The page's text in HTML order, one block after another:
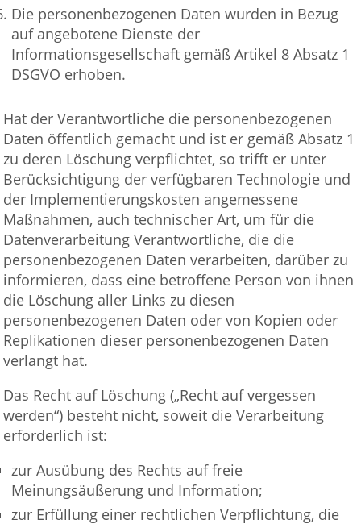
Die personenbezogenen Daten wurden in Bezug
auf angebotene Dienste der
Informationsgesellschaft gemäß Artikel 8 Absatz 1
DSGVO erhoben.
Hat der Verantwortliche die personenbezogenen
Daten öffentlich gemacht und ist er gemäß Absatz 1
zu deren Löschung verpflichtet, so trifft er unter
Berücksichtigung der verfügbaren Technologie und
der Implementierungskosten angemessene
Maßnahmen, auch technischer Art, um für die
Datenverarbeitung Verantwortliche, die die
personenbezogenen Daten verarbeiten, darüber zu
informieren, dass eine betroffene Person von ihnen
die Löschung aller Links zu diesen
personenbezogenen Daten oder von Kopien oder
Replikationen dieser personenbezogenen Daten
verlangt hat.
Das Recht auf Löschung („Recht auf vergessen
werden“) besteht nicht, soweit die Verarbeitung
erforderlich ist:
zur Ausübung des Rechts auf freie
Meinungsäußerung und Information;
zur Erfüllung einer rechtlichen Verpflichtung, die